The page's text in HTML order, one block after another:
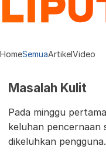
HomeSemuaArtikelVideo
Masalah Kulit
Pada minggu
keluhan pencernaan
dikeluhkan pengguna.